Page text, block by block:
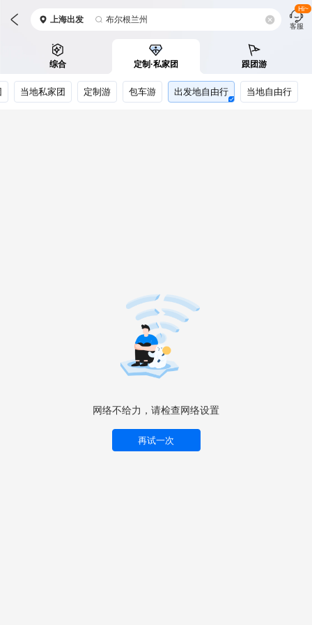
上海出发 布尔根兰州
客服
Hi~
综合 定制·私家团 跟团游
当地私家团 定制游 包车游 出发地自由行 当地自由行
网络不给力，请检查网络设置
再试一次